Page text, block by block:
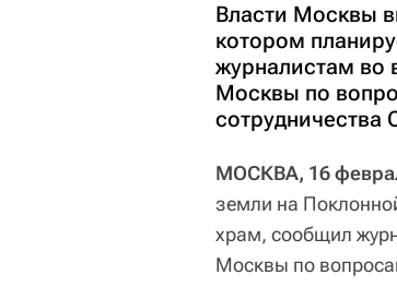
Власти Москвы
котором
журналистам во
Москвы по
сотрудничества
МОСКВА, 16
земли на
храм, сообщил
Москвы по